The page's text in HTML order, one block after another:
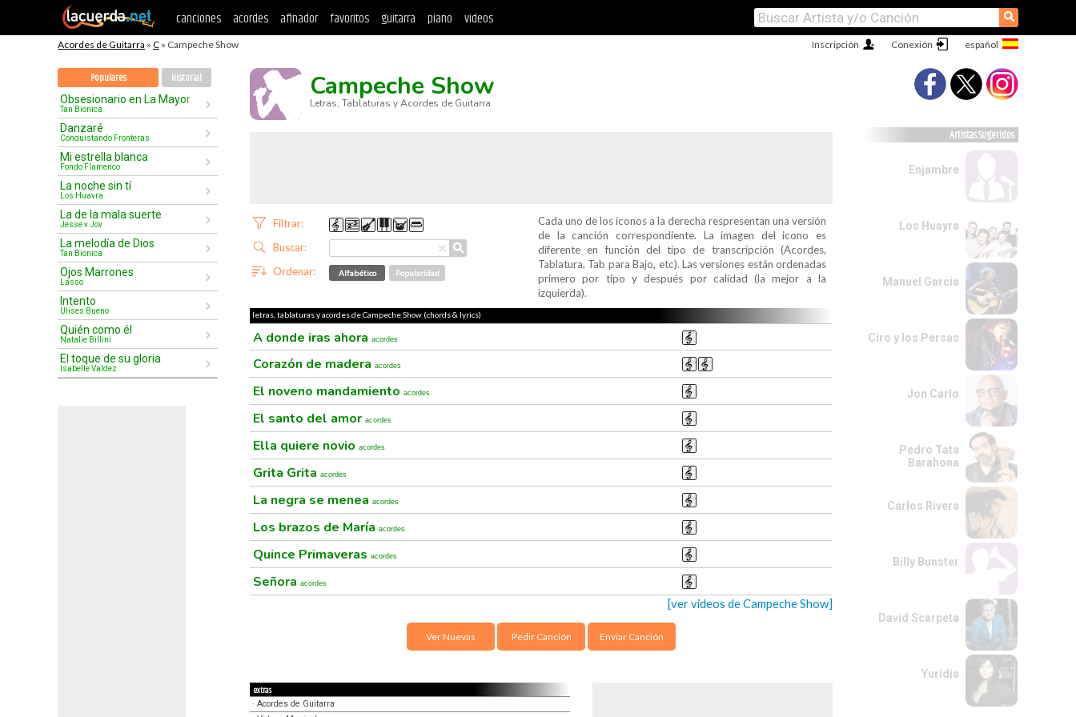
canciones acordes afinador favoritos guitarra piano videos ⚲
Acordes de Guitarra » C » Campeche Show Conexión
Inscripción
Populares Historial
Obsesionario en La Mayor
Tan Bionica
Danzaré
Conquistando Fronteras
Mi estrella blanca
Fondo Flamenco
La noche sin tí
Los Huayra
La de la mala suerte
Jesse y Joy
La melodía de Dios
Tan Bionica
Ojos Marrones
Lasso
Intento
Ulises Bueno
Quién como él
Natalie Billini
El toque de su gloria
Isabelle Valdez
Campeche Show
Letras, Tablaturas y Acordes de Guitarra
Filtrar:
×
Buscar: ⚲
Ordenar: Alfabético Popularidad
Cada uno de los iconos a la derecha respresentan una versión
de la canción correspondiente. La imagen del icono es
diferente en función del tipo de transcripción (Acordes,
Tablatura, Tab para Bajo, etc). Las versiones están ordenadas
primero por tipo y después por calidad (la mejor a la
izquierda).
letras, tablaturas y acordes de Campeche Show (chords & lyrics)
A donde iras ahora acordes
Corazón de madera acordes
El noveno mandamiento acordes
El santo del amor acordes
Ella quiere novio acordes
Grita Grita acordes
La negra se menea acordes
Los brazos de María acordes
Quince Primaveras acordes
Señora acordes
[ver videos de Campeche Show]
Ver Nuevas Pedir Canción Enviar Canción
extras
· Acordes de Guitarra
Artistas Sugeridos
Enjambre
Los Huayra
Manuel García
Ciro y los Persas
Jon Carlo
Pedro Tata
Barahona
Carlos Rivera
Billy Bunster
David Scarpeta
Yuridia